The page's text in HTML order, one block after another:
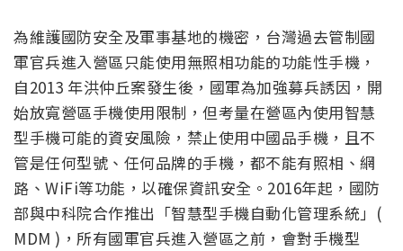
為維護國防安全及軍事基地的機密，台灣過去管制國
軍官兵進入營區只能使用無照相功能的功能性手機，
自2013 年洪仲丘案發生後，國軍為加強募兵誘因，開
始放寬營區手機使用限制，但考量在營區內使用智慧
型手機可能的資安風險，禁止使用中國品手機，且不
管是任何型號、任何品牌的手機，都不能有照相、網
路、WiFi等功能，以確保資訊安全。2016年起，國防
部與中科院合作推出「智慧型手機自動化管理系統」(
MDM )，所有國軍官兵進入營區之前，會對手機型